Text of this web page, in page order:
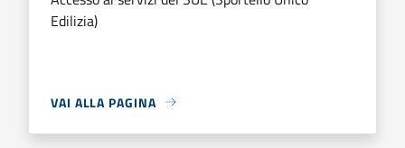
Edilizia)
VAI ALLA PAGINA